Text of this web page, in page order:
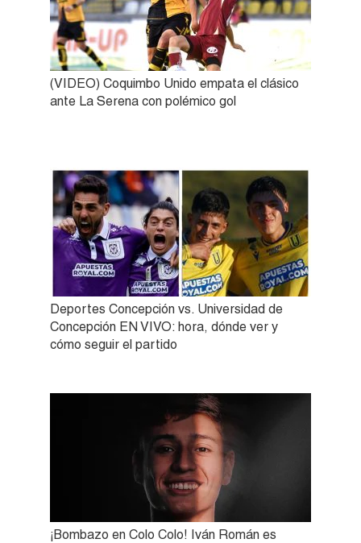
(VIDEO) Coquimbo Unido empata el clásico
ante La Serena con polémico gol
Deportes Concepción vs. Universidad de
Concepción EN VIVO: hora, dónde ver y
cómo seguir el partido
¡Bombazo en Colo Colo! Iván Román es